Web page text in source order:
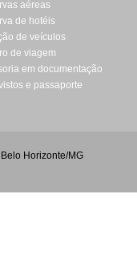
aéreas
de hotéis
de veículos
de viagem
em documentação
e passaporte
Horizonte/MG